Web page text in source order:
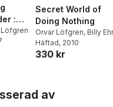
:
Löfgren
Totalt antal röster:
Secret World of
Doing Nothing
Orvar Löfgren, Billy
Häftad, 2010
330 kr
av